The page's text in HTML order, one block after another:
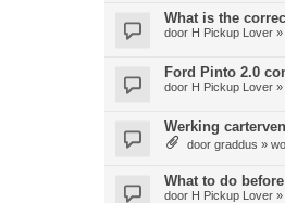
What is the
door H Pickup Lover »
Ford Pinto 2.0
door H Pickup Lover »
Werking
door graddus »
What to do
door H Pickup Lover »